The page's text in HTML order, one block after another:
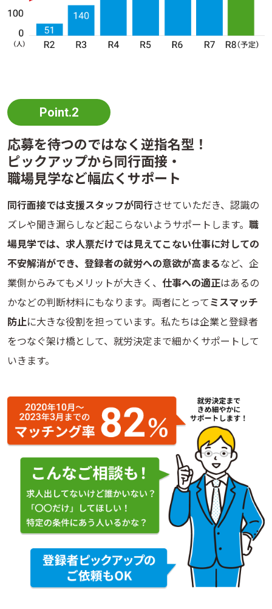
Point.2
応募を待つのではなく逆指名型！
ピックアップから同行面接・
職場見学など幅広くサポート
同行面接では支援スタッフが同行させていただき、認識の
ズレや聞き漏らしなど起こらないようサポートします。 職
場見学では、求人票だけでは見えてこない仕事に対しての
不安解消ができ、登録者の就労への意欲が高まるなど、企
業側からみてもメリットが大きく、 仕事への適正はあるの
かなどの判断材料にもなります。両者にとってミスマッチ
防止に大きな役割を担っています。私たちは企業と登録者
をつなぐ架け橋として、就労決定まで細かくサポートして
いきます。